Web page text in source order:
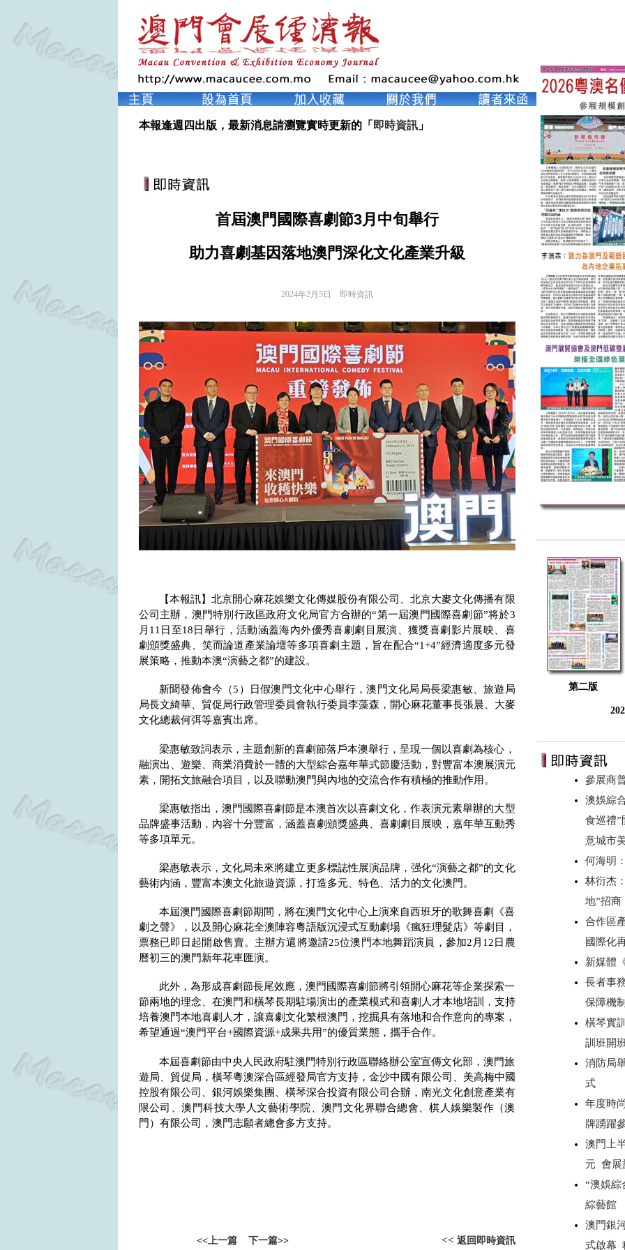
本報逢週四出版，最新消息請瀏覽實時更新的「 即時資訊」
首屆澳門國際喜劇節3月中旬舉行
助力喜劇基因落地澳門深化文化產業升級
2024年2月5日 即時資訊
【本報訊】 北京開心麻花娛樂文化傳媒股份有限公司、北京大麥文化傳播有限
公司主辦，澳門特別行政區政府文化局官方合辦的“第一屆澳門國際喜劇節”将於3
月 11 日至18 日舉行，活動涵蓋海內外優秀喜劇劇目展演、獲獎喜劇影片展映、喜
劇頒獎盛典、笑而論道產業論壇等多項喜劇主題，旨在配合“1+4”經濟適度多元發
展策略，推動本澳“演藝之都”的建設。
新聞發佈會今（5 ）日假澳門文化中心舉行，澳門文化局局長梁惠敏、旅遊局
局長文綺華、貿促局行政管理委員會執行委員李藻森，開心麻花董事長張晨、大麥
文化總裁何弭等嘉賓出席。
梁惠敏致詞表示， 主題創新的喜劇節落戶本澳舉行，呈現一個以喜劇為核心，
融演出、遊樂、商業消費於一體的大型綜合嘉年華式節慶活動，對豐富本澳展演元
素，開拓文旅融合項目，以及聯動澳門與內地的交流合作有積極的推動作用。
梁惠敏指出， 澳門國際喜劇節是本澳首次以喜劇文化，作表演元素舉辦的大型
品牌盛事活動，內容十分豐富，涵蓋喜劇頒獎盛典、喜劇劇目展映，嘉年華互動秀
等多項單元。
梁惠敏表示，文化局未來將建立更多標誌性展演品牌，强化“演藝之都”的文化
藝術内涵，豐富本澳文化旅遊資源，打造多元、特色、活力的文化澳門。
本屆澳門國際喜劇節期間，將在澳門文化中心上演來自西班牙的歌舞喜劇《喜
劇之聲》，以及開心麻花全澳陣容粵語版沉浸式互動劇場《瘋狂理髮店》等劇目，
票務已即日起開啟售賣。主辦方還將邀請25位澳門本地舞蹈演員，參加2 月 12 日農
曆初三的澳門新年花車匯演。
此外，為形成喜劇節長尾效應，澳門國際喜劇節將引領開心麻花等企業探索一
節兩地的理念、在澳門和橫琴長期駐場演出的產業模式和喜劇人才本地培訓，支持
培養澳門本地喜劇人才，讓喜劇文化繁根澳門，挖掘具有落地和合作意向的專案，
希望通過“澳門平台+國際資源+成果共用”的優質業態，攜手合作。
本屆喜劇節由中央人民政府駐澳門特別行政區聯絡辦公室宣傳文化部，澳門旅
遊局、貿促局，橫琴粵澳深合區經發局官方支持，金沙中國有限公司、美高梅中國
控股有限公司、銀河娛樂集團、橫琴深合投資有限公司合辦，南光文化創意產業有
限公司、澳門科技大學人文藝術學院、澳門文化界聯合總會、棋人娛樂製作（澳
門）有限公司，澳門志願者總會多方支持。
<<上一篇 下一篇>> << 返回即時資訊
第二版
參展商
澳娛綜
食巡禮
意城市
何海明
林衍杰
地”招
合作區
國際化
新媒體
長者事
保障機
橫琴實
訓班開
消防局
式
年度時
牌踴躍
澳門上
元 會展
“澳娛綜
綜藝館
澳門銀
式啟幕